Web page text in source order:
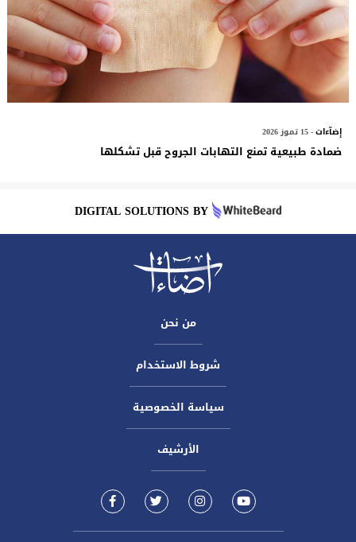
إضآءات- 15 تموز 2026
ضمادة طبيعية تمنع التهابات الجروح قبل تشكلها
DIGITAL SOLUTIONS BY
من نحن
شروط الاستخدام
سياسة الخصوصية
الأرشيف